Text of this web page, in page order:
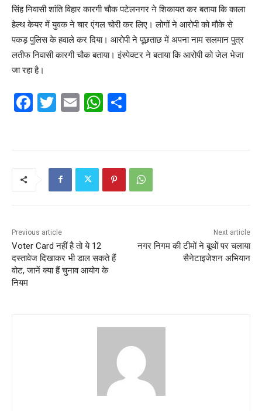
सिंह निवासी शांति विहार कारगी चौक पटेलनगर ने शिकायत कर बताया कि काला
हेल्थ केयर में युवक ने चार एंगल चोरी कर लिए। लोगों ने आरोपी को मौके से
पकड़ पुलिस के हवाले कर दिया। आरोपी ने पूछताछ में अपना नाम सलमान पुत्र
लतीफ निवासी कारगी चौक बताया। इंस्पेक्टर ने बताया कि आरोपी को जेल भेजा
जा रहा है।
F
k
T
E
W
A
p
Previous article
Voter Card नहीं है तो ये 12
दस्तावेज दिखाकर भी डाल सकते हैं
वोट, जानें क्या हैं चुनाव आयोग के
नियम
Next article
नगर निगम की टीमों ने बूथों पर चलाया
सैनेटाइजेशन अभियान